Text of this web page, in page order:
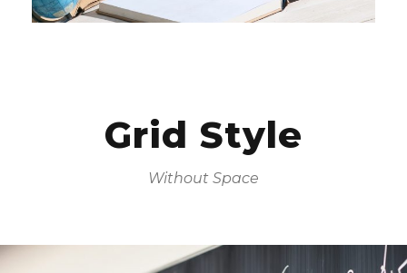
Grid Style
Without Space